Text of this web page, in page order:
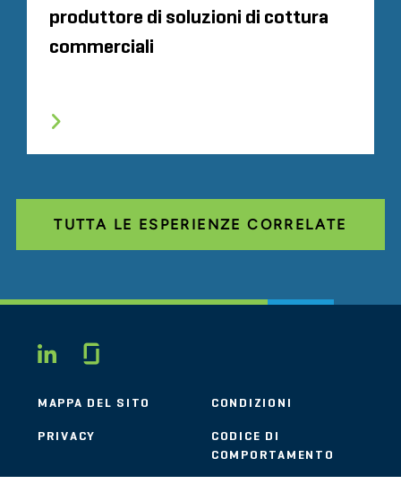
produttore di soluzioni di cottura
commerciali
TUTTA LE ESPERIENZE CORRELATE
LINKEDIN
MAPPA DEL SITO CONDIZIONI
PRIVACY
CODICE DI
COMPORTAMENTO